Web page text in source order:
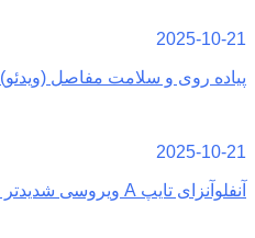
2025-10-21
پیاده روی و سلامت مفاصل (ویدئو)
2025-10-21
آنفلوآنزای تایپ A ویروسی شدیدتر از گرونا در راه ایران